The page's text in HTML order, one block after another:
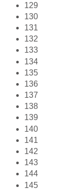
129
130
131
132
133
134
135
136
137
138
139
140
141
142
143
144
145